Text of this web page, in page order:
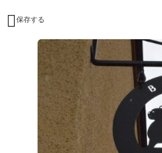
 保存する